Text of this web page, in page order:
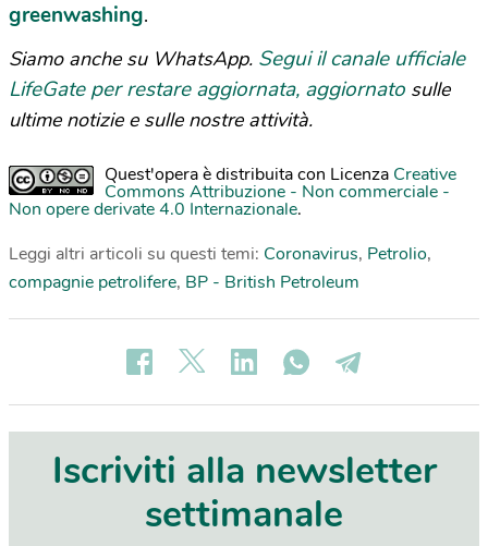
greenwashing.
Siamo anche su WhatsApp. Segui il canale ufficiale
LifeGate per restare aggiornata, aggiornato sulle
ultime notizie e sulle nostre attività.
Quest'opera è distribuita con Licenza Creative
Commons Attribuzione - Non commerciale -
Non opere derivate 4.0 Internazionale.
Leggi altri articoli su questi temi: Coronavirus, Petrolio,
compagnie petrolifere, BP - British Petroleum
Iscriviti alla newsletter
settimanale